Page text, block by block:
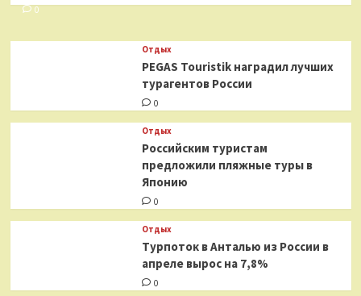
0
Отдых
PEGAS Touristik наградил лучших
турагентов России
0
Отдых
Российским туристам
предложили пляжные туры в
Японию
0
Отдых
Турпоток в Анталью из России в
апреле вырос на 7,8%
0